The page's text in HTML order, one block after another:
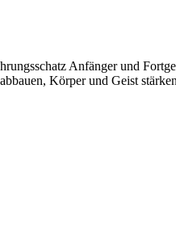
Anfänger und
Körper und Geist